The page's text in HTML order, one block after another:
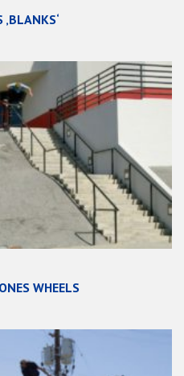
WHEELS